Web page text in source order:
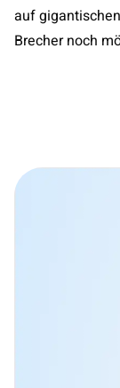
auf
Brecher noch